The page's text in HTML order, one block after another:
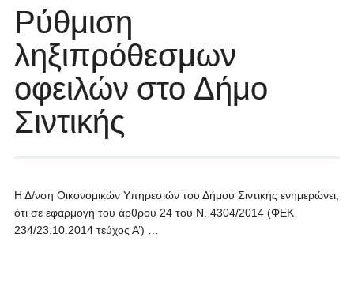
Ρύθμιση
ληξιπρόθεσμων
οφειλών στο Δήμο
Σιντικής
Η Δ/νση Οικονομικών Υπηρεσιών του Δήμου Σιντικής ενημερώνει,
ότι σε εφαρμογή του άρθρου 24 του Ν. 4304/2014 (ΦΕΚ
234/23.10.2014 τεύχος Α’) …